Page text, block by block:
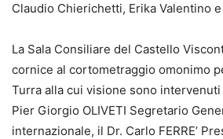
Claudio Chierichetti, Erika Valentino
La Sala Consiliare del Castello
cornice al cortometraggio omonimo
Turra alla cui visione sono
Pier Giorgio OLIVETI Segretario
internazionale, il Dr. Carlo FERRE’